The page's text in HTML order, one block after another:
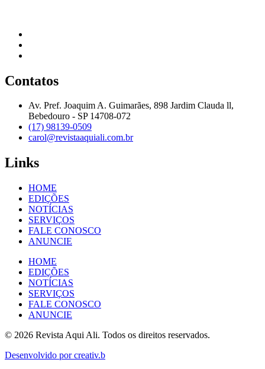
Contatos
Av. Pref. Joaquim A. Guimarães, 898 Jardim Clauda ll,
Bebedouro - SP 14708-072
(17) 98139-0509
carol@revistaaquiali.com.br
Links
HOME
EDIÇÕES
NOTÍCIAS
SERVIÇOS
FALE CONOSCO
ANUNCIE
HOME
EDIÇÕES
NOTÍCIAS
SERVIÇOS
FALE CONOSCO
ANUNCIE
© 2026 Revista Aqui Ali. Todos os direitos reservados.
Desenvolvido por creativ.b